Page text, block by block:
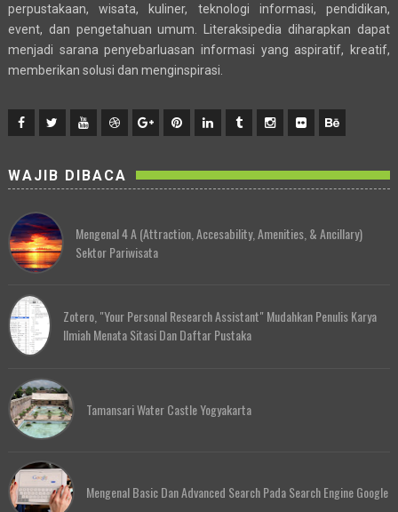
perpustakaan, wisata, kuliner, teknologi informasi, pendidikan,
event, dan pengetahuan umum. Literaksipedia diharapkan dapat
menjadi sarana penyebarluasan informasi yang aspiratif, kreatif,
memberikan solusi dan menginspirasi.
WAJIB DIBACA
Mengenal 4 A (Attraction, Accesability, Amenities, & Ancillary)
Sektor Pariwisata
Zotero, "Your Personal Research Assistant" Mudahkan Penulis Karya
Ilmiah Menata Sitasi Dan Daftar Pustaka
Tamansari Water Castle Yogyakarta
Mengenal Basic Dan Advanced Search Pada Search Engine Google